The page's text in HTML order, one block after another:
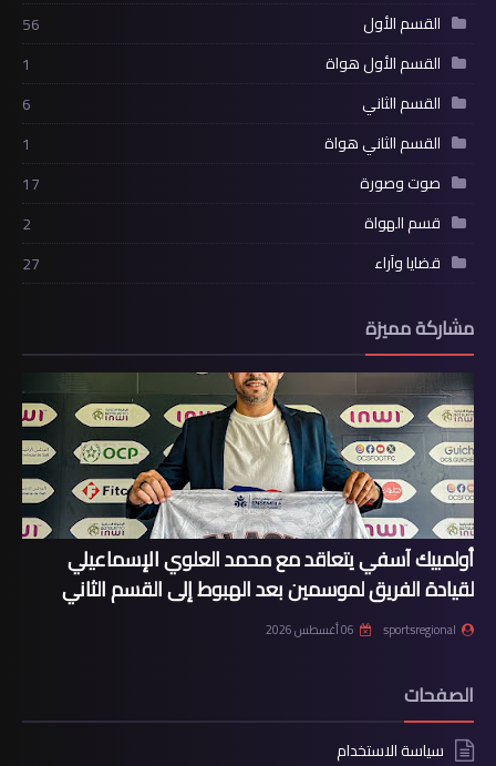
القسم الأول
56
القسم الأول هواة
1
القسم الثاني
6
القسم الثاني هواة
1
صوت وصورة
17
قسم الهواة
2
قضايا وآراء
27
مشاركة مميزة
أولمبيك آسفي يتعاقد مع محمد العلوي الإسماعيلي
لقيادة الفريق لموسمين بعد الهبوط إلى القسم الثاني
sportsregional 06 أغسطس 2026
الصفحات
سياسة الاستخدام